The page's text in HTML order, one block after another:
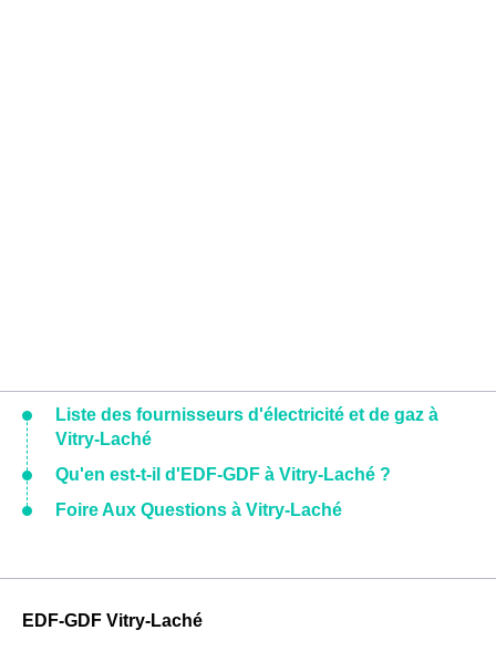
Liste des fournisseurs d'électricité et de gaz à
Vitry-Laché
Qu'en est-t-il d'EDF-GDF à Vitry-Laché ?
Foire Aux Questions à Vitry-Laché
EDF-GDF Vitry-Laché